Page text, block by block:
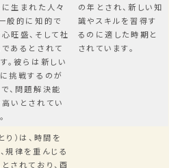
生まれた人々
般的に知的で
旺盛、そして社
あるとされて
。彼らは新しい
挑戦するのが
、問題解決能
いとされてい
の年とされ、新しい知
識やスキルを習得す
るのに適した時期と
されています。
り）は、時間を
規律を重んじる
されており、酉